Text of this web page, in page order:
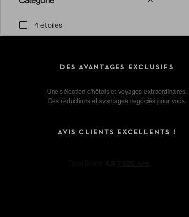
4 étoiles
Châteaux
DES AVANTAGES EXCLUSIFS
Une sélection d'hôtels et voyages extraordinaires.
Des réductions et avantages négociés pour vous.
AVIS CLIENTS EXCELLENTS !